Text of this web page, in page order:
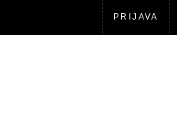
PRIJAVA